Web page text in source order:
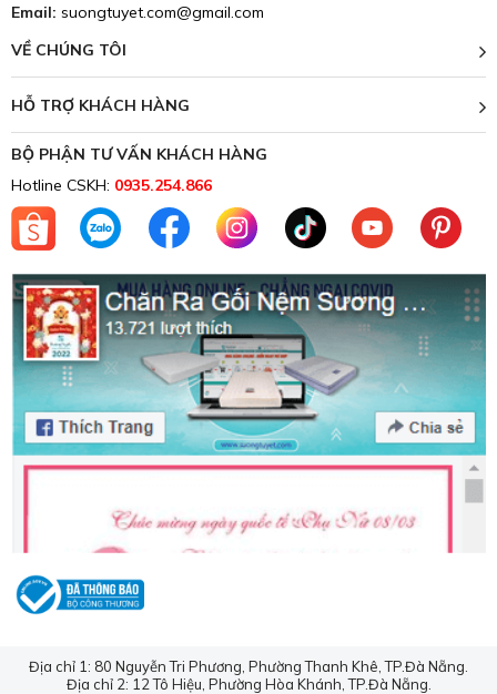
Email: suongtuyet.com@gmail.com
VỀ CHÚNG TÔI
HỖ TRỢ KHÁCH HÀNG
BỘ PHẬN TƯ VẤN KHÁCH HÀNG
Hotline CSKH: 0935.254.866
Địa chỉ 1: 80 Nguyễn Tri Phương, Phường Thanh Khê, TP.Đà Nẵng.
Địa chỉ 2: 12 Tô Hiệu, Phường Hòa Khánh, TP.Đà Nẵng.